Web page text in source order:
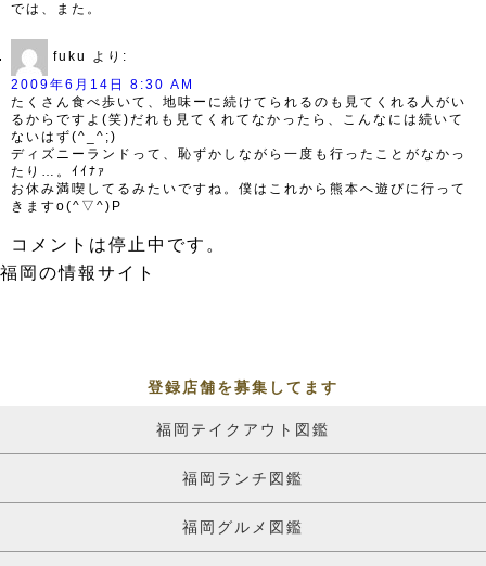
では、また。
fuku
より:
2009年6月14日 8:30 AM
たくさん食べ歩いて、地味ーに続けてられるのも見てくれる人がい
るからですよ(笑)だれも見てくれてなかったら、こんなには続いて
ないはず(^_^;)
ディズニーランドって、恥ずかしながら一度も行ったことがなかっ
たり…。ｲｲﾅｧ
お休み満喫してるみたいですね。僕はこれから熊本へ遊びに行って
きますo(^▽^)P
コメントは停止中です。
福岡の情報サイト
登録店舗を募集してます
福岡テイクアウト図鑑
福岡ランチ図鑑
福岡グルメ図鑑